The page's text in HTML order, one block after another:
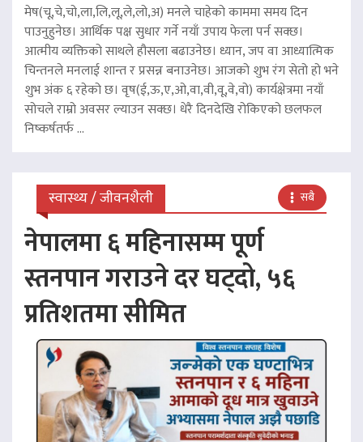
मेष(चू,चे,चो,ला,लि,लू,ले,लो,अ) मनले चाहेको काममा समय दिन
पाउनुहुनेछ। आर्थिक पक्ष सुधार गर्ने नयाँ उपाय फेला पर्न सक्छ।
आत्मीय व्यक्तिको साथले हौसला बढाउनेछ। ध्यान, जप वा आध्यात्मिक
चिन्तनले मनलाई शान्त र प्रसन्न बनाउनेछ। आजको शुभ रंग सेतो हो भने
शुभ अंक ६ रहेको छ। वृष(ई,ऊ,ए,ओ,वा,वी,वू,वे,वो) कार्यक्षेत्रमा नयाँ
सोचले राम्रो अवसर ल्याउन सक्छ। धेरै दिनदेखि रोकिएको छलफल
निष्कर्षतर्फ ...
स्वास्थ्य / जीवनशैली सबै
नेपालमा ६ महिनासम्म पूर्ण
स्तनपान गराउने दर घट्दो, ५६
प्रतिशतमा सीमित